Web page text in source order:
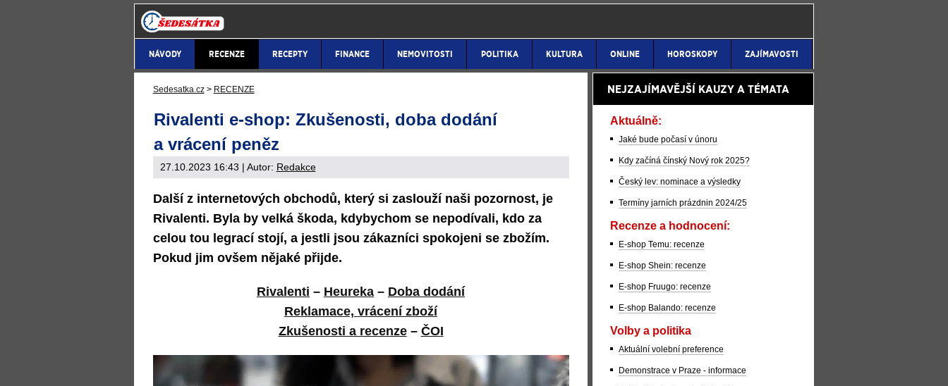
NÁVODY RECENZE RECEPTY FINANCE NEMOVITOSTI POLITIKA KULTURA ONLINE HOROSKOPY ZAJÍMAVOSTI
Sedesatka.cz > RECENZE
Rivalenti e-shop: Zkušenosti, doba dodání
a vrácení peněz
27.10.2023 16:43 | Autor: Redakce
Další z internetových obchodů, který si zaslouží naši pozornost, je
Rivalenti. Byla by velká škoda, kdybychom se nepodívali, kdo za
celou tou legrací stojí, a jestli jsou zákazníci spokojeni se zbožím.
Pokud jim ovšem nějaké přijde.
Rivalenti – Heureka – Doba dodání
Reklamace, vrácení zboží
Zkušenosti a recenze– ČOI
NEJZAJÍMAVĚJŠÍ KAUZY A TÉMATA
Aktuálně:
Jaké bude počasí v únoru
Kdy začíná čínský Nový rok 2025?
Český lev: nominace a výsledky
Termíny jarních prázdnin 2024/25
Recenze a hodnocení:
E-shop Temu: recenze
E-shop Shein: recenze
E-shop Fruugo: recenze
E-shop Balando: recenze
Volby a politika
Aktuální volební preference
Demonstrace v Praze - informace